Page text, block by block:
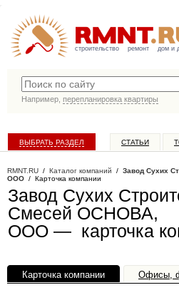
строительство ремонт дом и
Например, перепланировка квартиры
ВЫБРАТЬ РАЗДЕЛ СТАТЬИ
RMNT.RU / Каталог компаний / Завод Сухих
ООО / Карточка компании
Завод Сухих
Смесей ОСНОВА,
ООО — карточка
Карточка компании Офисы,